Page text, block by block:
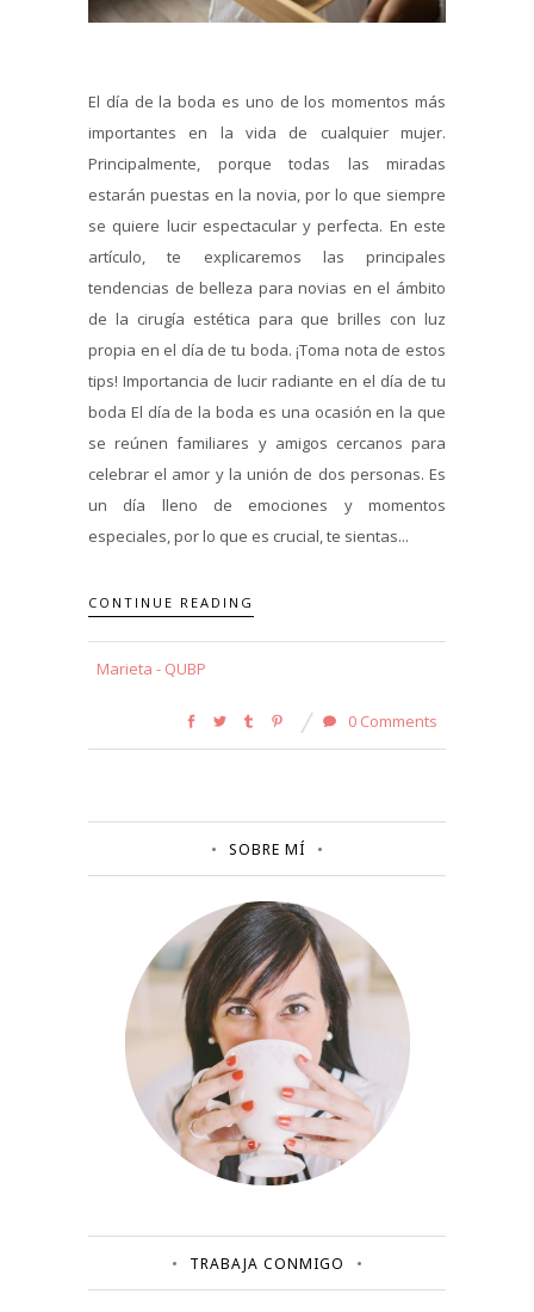
El día de la boda es uno de los momentos más
importantes en la vida de cualquier mujer.
Principalmente, porque todas las miradas
estarán puestas en la novia, por lo que siempre
se quiere lucir espectacular y perfecta. En este
artículo, te explicaremos las principales
tendencias de belleza para novias en el ámbito
de la cirugía estética para que brilles con luz
propia en el día de tu boda. ¡Toma nota de estos
tips! Importancia de lucir radiante en el día de tu
boda El día de la boda es una ocasión en la que
se reúnen familiares y amigos cercanos para
celebrar el amor y la unión de dos personas. Es
un día lleno de emociones y momentos
especiales, por lo que es crucial, te sientas...
CONTINUE READING
Marieta - QUBP
0 Comments
SOBRE MÍ
TRABAJA CONMIGO